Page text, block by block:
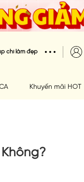
chí làm đẹp
Khuyến mãi HOT